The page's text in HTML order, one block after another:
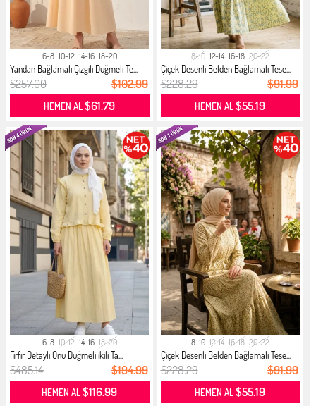
6-8 10-12 14-16 18-20
Yandan Bağlamalı Çizgili Düğmeli Te...
$257.00 $102.99
HEMEN AL$61.79
8-10 12-14 16-18 20-22
Çiçek Desenli Belden Bağlamalı Tese...
$228.29 $91.99
HEMEN AL$55.19
6-8 10-12 14-16 18-20
Fırfır Detaylı Önü Düğmeli ikili Ta...
$485.14 $194.99
HEMEN AL$116.99
8-10 12-14 16-18 20-22
Çiçek Desenli Belden Bağlamalı Tese...
$228.29 $91.99
HEMEN AL$55.19